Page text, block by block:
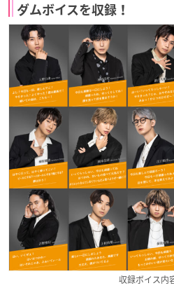
ダムボイスを収録！
収録ボイス内